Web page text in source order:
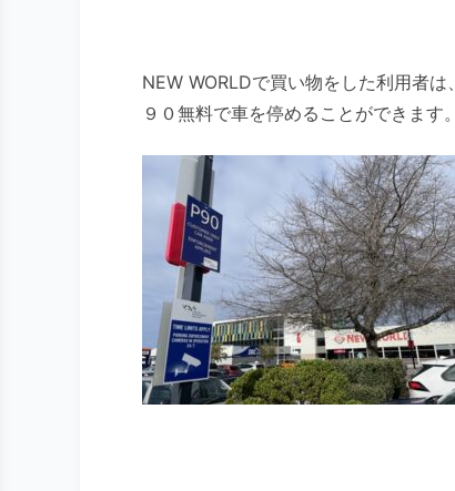
NEW WORLDで買い物をした利用者は、
９０無料で車を停めることができます。